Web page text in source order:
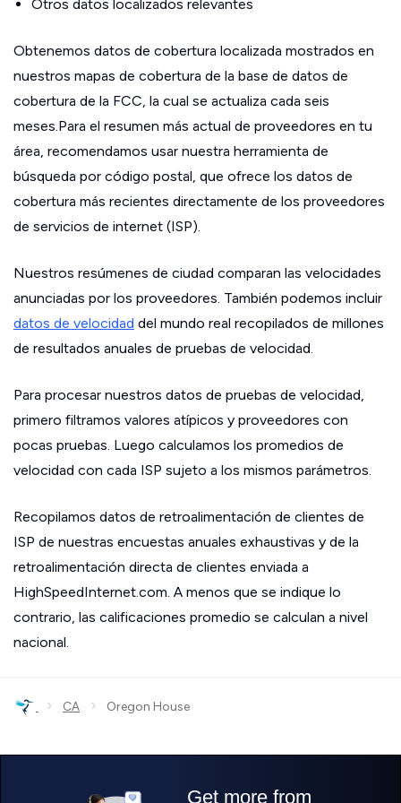
Otros datos localizados relevantes
Obtenemos datos de cobertura localizada mostrados en
nuestros mapas de cobertura de la base de datos de
cobertura de la FCC, la cual se actualiza cada seis
meses.Para el resumen más actual de proveedores en tu
área, recomendamos usar nuestra herramienta de
búsqueda por código postal, que ofrece los datos de
cobertura más recientes directamente de los proveedores
de servicios de internet (ISP).
Nuestros resúmenes de ciudad comparan las velocidades
anunciadas por los proveedores. También podemos incluir
datos de velocidad del mundo real recopilados de millones
de resultados anuales de pruebas de velocidad.
Para procesar nuestros datos de pruebas de velocidad,
primero filtramos valores atípicos y proveedores con
pocas pruebas. Luego calculamos los promedios de
velocidad con cada ISP sujeto a los mismos parámetros.
Recopilamos datos de retroalimentación de clientes de
ISP de nuestras encuestas anuales exhaustivas y de la
retroalimentación directa de clientes enviada a
HighSpeedInternet.com. A menos que se indique lo
contrario, las calificaciones promedio se calculan a nivel
nacional.
› CA › Oregon House